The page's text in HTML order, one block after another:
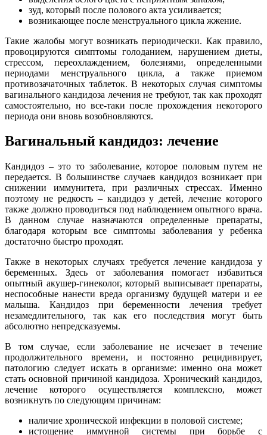
зуд, который после полового акта усиливается;
возникающее после менструального цикла жжение.
Такие жалобы могут возникать периодически. Как правило,
провоцируются симптомы голоданием, нарушением диеты,
стрессом, переохлаждением, болезнями, определенными
периодами менструального цикла, а также приемом
противозачаточных таблеток. В некоторых случая симптомы
вагинального кандидоза лечения не требуют, так как проходят
самостоятельно, но все-таки после прохождения некоторого
периода они вновь возобновляются.
Вагинальный кандидоз: лечение
Кандидоз – это то заболевание, которое половым путем не
передается. В большинстве случаев кандидоз возникает при
снижении иммунитета, при различных стрессах. Именно
поэтому не редкость – кандидоз у детей, лечение которого
также должно проводиться под наблюдением опытного врача.
В данном случае назначаются определенные препараты,
благодаря которым все симптомы заболевания у ребенка
достаточно быстро проходят.
Также в некоторых случаях требуется лечение кандидоза у
беременных. Здесь от заболевания помогает избавиться
опытный акушер-гинеколог, который выписывает препараты,
неспособные нанести вреда организму будущей матери и ее
малыша. Кандидоз при беременности лечения требует
незамедлительного, так как его последствия могут быть
абсолютно непредсказуемы.
В том случае, если заболевание не исчезает в течение
продолжительного времени, и постоянно рецидивирует,
патологию следует искать в организме: именно она может
стать основной причиной кандидоза. Хронический кандидоз,
лечение которого осуществляется комплексно, может
возникнуть по следующим причинам:
наличие хронической инфекции в половой системе;
истощение иммунной системы при борьбе с